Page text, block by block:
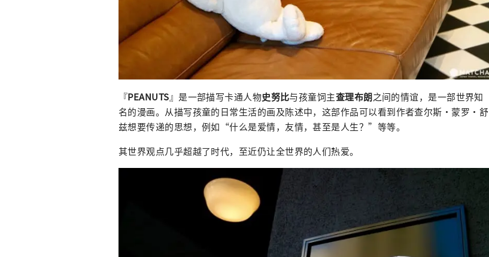
『PEANUTS』是一部描写卡通人物史努比与孩童饲主查理布朗之间的情谊，是一部世界知
名的漫画。从描写孩童的日常生活的画及陈述中，这部作品可以看到作者查尔斯·蒙罗·舒
兹想要传递的思想，例如“什么是爱情，友情，甚至是人生？”等等。
其世界观点几乎超越了时代，至近仍让全世界的人们热爱。